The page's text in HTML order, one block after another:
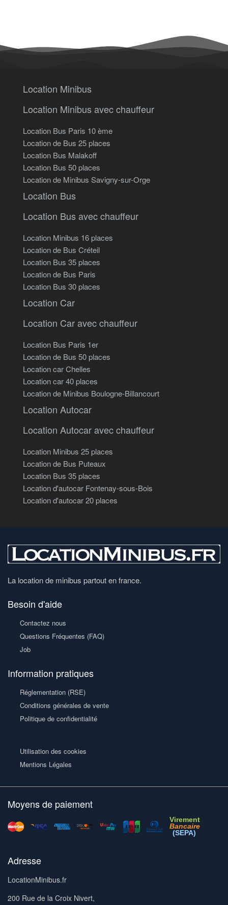
Location Minibus
Location Minibus avec chauffeur
Location Bus Paris 10 ème
Location de Bus 25 places
Location Bus Malakoff
Location Bus 50 places
Location de Minibus Savigny-sur-Orge
Location Bus
Location Bus avec chauffeur
Location Minibus 16 places
Location de Bus Créteil
Location Bus 35 places
Location de Bus Paris
Location Bus 30 places
Location Car
Location Car avec chauffeur
Location Bus Paris 1er
Location de Bus 50 places
Location car Chelles
Location car 40 places
Location de Minibus Boulogne-Billancourt
Location Autocar
Location Autocar avec chauffeur
Location Minibus 25 places
Location de Bus Puteaux
Location Bus 35 places
Location d'autocar Fontenay-sous-Bois
Location d'autocar 20 places
La location de minibus partout en france.
Besoin d'aide
Contactez nous
Questions Fréquentes (FAQ)
Job
Information pratiques
Réglementation (RSE)
Conditions générales de vente
Politique de confidentialité
Utilisation des cookies
Mentions Légales
Moyens de paiement
Virement
Bancaire
(SEPA)
Adresse
LocationMinibus.fr
200 Rue de la Croix Nivert,